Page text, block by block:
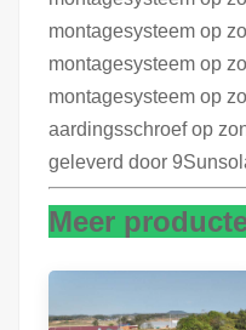
montagesysteem op
montagesysteem op
montagesysteem op
aardingsschroef op
geleverd door
Meer